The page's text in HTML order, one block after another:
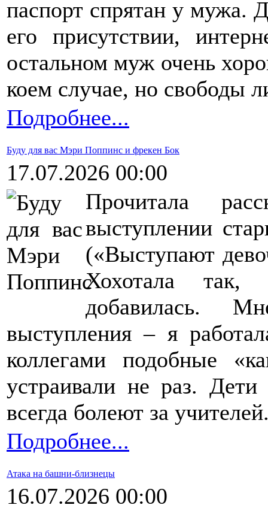
паспорт спрятан у мужа.
его присутствии,
остальном муж очень
коем случае, но свободы
Подробнее...
Буду для вас Мэри Поппинс и фрекен Бок
17.07.2026 00:00
Прочитала
выступлении
(«Выступают
Хохотала
добавилась.
выступления – я
коллегами подобные
устраивали не раз.
всегда болеют за
Подробнее...
Атака на башни-близнецы
16.07.2026 00:00